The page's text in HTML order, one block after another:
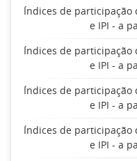
Índices de participação
e IPI - a
Índices de participação
e IPI - a
Índices de participação
e IPI - a
Índices de participação
e IPI - a